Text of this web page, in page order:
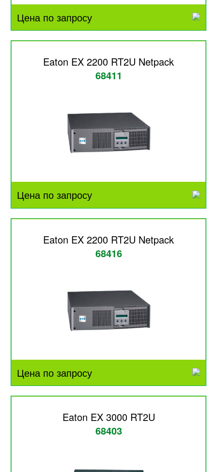
Цена по запросу
Eaton EX 2200 RT2U Netpack
68411
Цена по запросу
Eaton EX 2200 RT2U Netpack
68416
Цена по запросу
Eaton EX 3000 RT2U
68403